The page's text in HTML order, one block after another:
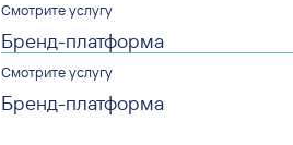
Смотрите услугу
Бренд-платформа
Смотрите услугу
Бренд-платформа